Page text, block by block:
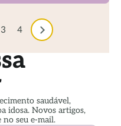
3 4
saudável,
idosa. Novos artigos,
no seu e-mail.